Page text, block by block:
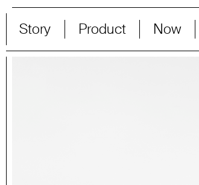
Story Product Now